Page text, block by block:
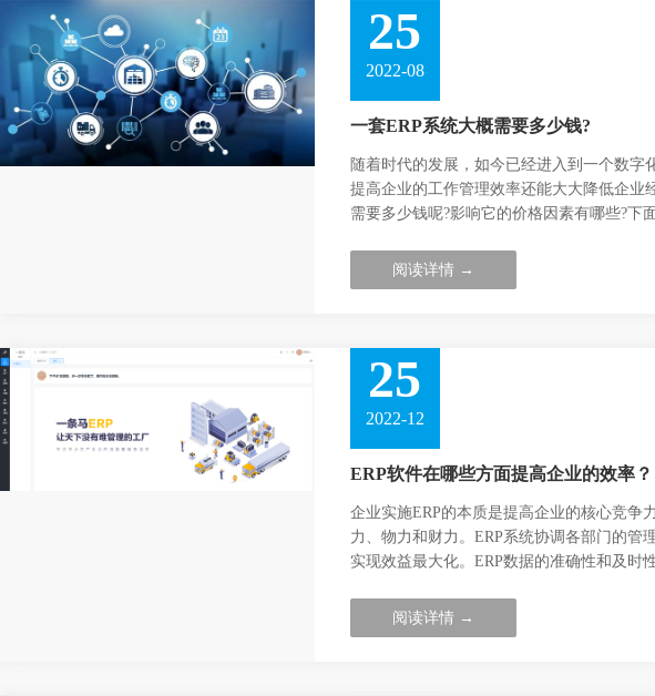
25
2022-08
一套ERP系统大概需要多少钱?
随着时代的发展，如今已经进入到一个数字
提高企业的工作管理效率还能大大降低企业
需要多少钱呢?影响它的价格因素有哪些?下
阅读详情 →
25
2022-12
ERP软件在哪些方面提高企业的效率？
企业实施ERP的本质是提高企业的核心竞争
力、物力和财力。ERP系统协调各部门的管
实现效益最大化。ERP数据的准确性和及时
阅读详情 →